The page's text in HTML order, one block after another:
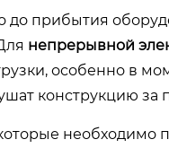
до прибытия
непрерывной
особенно в
конструкцию за
необходимо